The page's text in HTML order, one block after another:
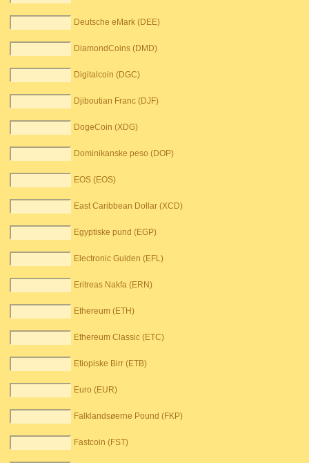
Deutsche eMark (DEE)
DiamondCoins (DMD)
Digitalcoin (DGC)
Djiboutian Franc (DJF)
DogeCoin (XDG)
Dominikanske peso (DOP)
EOS (EOS)
East Caribbean Dollar (XCD)
Egyptiske pund (EGP)
Electronic Gulden (EFL)
Eritreas Nakfa (ERN)
Ethereum (ETH)
Ethereum Classic (ETC)
Etiopiske Birr (ETB)
Euro (EUR)
Falklandsøerne Pound (FKP)
Fastcoin (FST)